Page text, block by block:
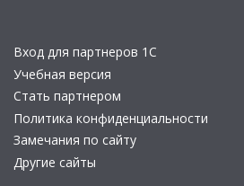
Вход для партнеров 1С
Учебная версия
Стать партнером
Политика конфиденциальности
Замечания по сайту
Другие сайты